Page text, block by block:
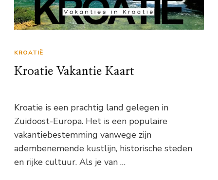
KROATIË
Kroatie Vakantie Kaart
Kroatie is een prachtig land gelegen in
Zuidoost-Europa. Het is een populaire
vakantiebestemming vanwege zijn
adembenemende kustlijn, historische steden
en rijke cultuur. Als je van …